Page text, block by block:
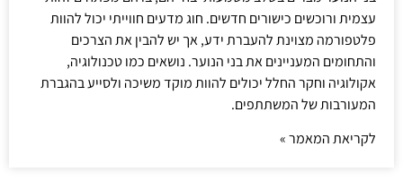
עצמית ורוכשים כישורים חדשים. חוג מדעים חווייתי יכול להוות
פלטפורמה מצוינת להעברת ידע, אך יש להבין את הצרכים
והתחומים המעניינים את בני הנוער. נושאים כמו טכנולוגיה,
אקולוגיה וחקר החלל יכולים להוות מוקד משיכה ולסייע בהגברת
המעורבות של המשתתפים.
לקריאת המאמר »